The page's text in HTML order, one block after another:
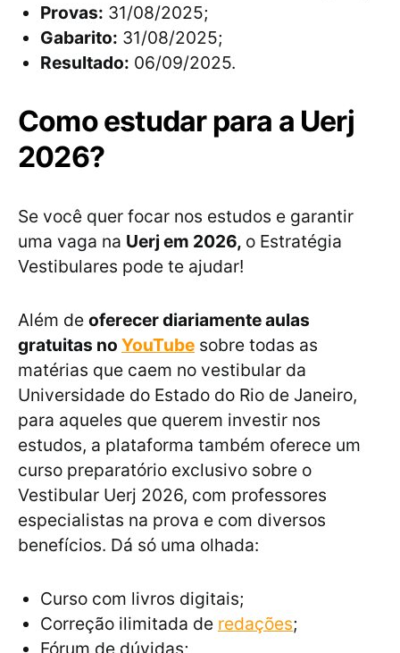
Provas: 31/08/2025;
Gabarito: 31/08/2025;
Resultado: 06/09/2025.
Como estudar para a Uerj
2026?
Se você quer focar nos estudos e garantir
uma vaga na Uerj em 2026, o Estratégia
Vestibulares pode te ajudar!
Além de oferecer diariamente aulas
gratuitas no YouTube sobre todas as
matérias que caem no vestibular da
Universidade do Estado do Rio de Janeiro,
para aqueles que querem investir nos
estudos, a plataforma também oferece um
curso preparatório exclusivo sobre o
Vestibular Uerj 2026, com professores
especialistas na prova e com diversos
benefícios. Dá só uma olhada:
Curso com livros digitais;
Correção ilimitada de redações;